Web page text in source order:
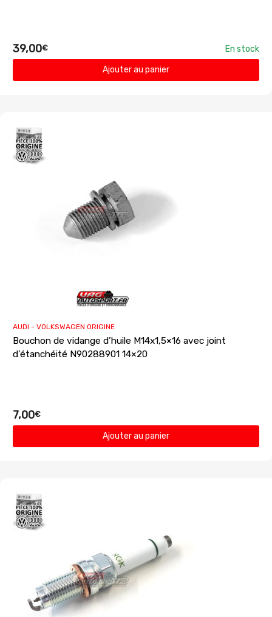
39,00€
En stock
Ajouter au panier
AUDI - VOLKSWAGEN ORIGINE
Bouchon de vidange d’huile M14x1,5×16 avec joint
d’étanchéité N90288901 14×20
7,00€
Ajouter au panier